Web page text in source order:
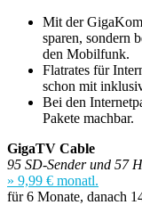
Mit der
sparen, sondern
den Mobilfunk.
Flatrates für
schon mit
Bei den
Pakete machbar.
GigaTV Cable
95 SD-Sender und 57
» 9,99 € monatl.
für 6 Monate, danach